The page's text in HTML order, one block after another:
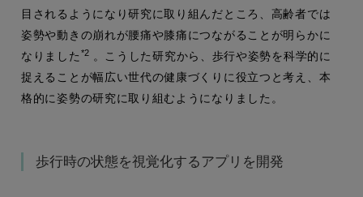
目されるようになり研究に取り組んだところ、高齢者では
姿勢や動きの崩れが腰痛や膝痛につながることが明らかに
なりました *2 。こうした研究から、歩行や姿勢を科学的に
捉えることが幅広い世代の健康づくりに役立つと考え、本
格的に姿勢の研究に取り組むようになりました。
歩行時の状態を視覚化するアプリを開発